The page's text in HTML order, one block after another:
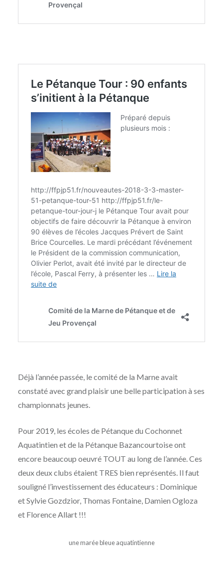
Déjà l’année passée, le comité de la Marne avait
constaté avec grand plaisir une belle participation à ses
championnats jeunes.
Pour 2019, les écoles de Pétanque du Cochonnet
Aquatintien et de la Pétanque Bazancourtoise ont
encore beaucoup oeuvré TOUT au long de l’année. Ces
deux deux clubs étaient TRES bien représentés. Il faut
souligné l’investissement des éducateurs : Dominique
et Sylvie Gozdzior, Thomas Fontaine, Damien Ogloza
et Florence Allart !!!
une marée bleue aquatintienne